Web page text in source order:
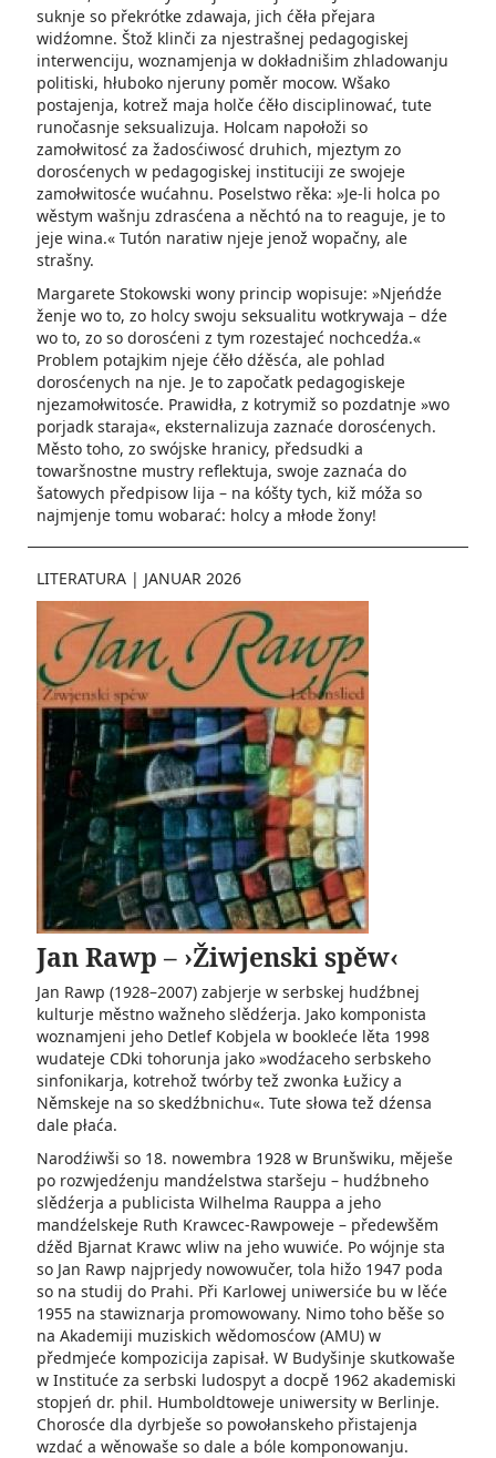
suknje so překrótke zdawaja, jich ćěła přejara
widźomne. Štož klinči za njestrašnej pedagogiskej
interwenciju, woznamjenja w dokładnišim zhladowanju
politiski, hłuboko njeruny poměr mocow. Wšako
postajenja, kotrež maja holče ćěło disciplinować, tute
runočasnje seksualizuja. Holcam napołoži so
zamołwitosć za žadosćiwosć druhich, mjeztym zo
dorosćenych w pedagogiskej instituciji ze swojeje
zamołwitosće wućahnu. Poselstwo rěka: »Je-li holca po
wěstym wašnju zdrasćena a něchtó na to reaguje, je to
jeje wina.« Tutón naratiw njeje jenož wopačny, ale
strašny.
Margarete Stokowski wony princip wopisuje: »Njeńdźe
ženje wo to, zo holcy swoju seksualitu wotkrywaja – dźe
wo to, zo so dorosćeni z tym rozestajeć nochcedźa.«
Problem potajkim njeje ćěło dźěsća, ale pohlad
dorosćenych na nje. Je to započatk pedagogiskeje
njezamołwitosće. Prawidła, z kotrymiž so pozdatnje »wo
porjadk staraja«, eksternalizuja za­znaće dorosćenych.
Město toho, zo swójske hranicy, předsudki a
towaršnostne mustry reflektuja, swoje zaznaća do
šatowych předpisow lija – na kóšty tych, kiž móža so
najmjenje tomu wobarać­: holcy a młod­e žony!
LITERATURA | JANUAR 2026
Jan Rawp – ›Žiwjenski spěw‹
Jan Rawp (1928–2007) zabjerje w serbskej hudźbnej
kulturje městno wažneho slědźerja. Jako komponista
woznamjeni jeho Detlef Kobjela w bookleće lěta 1998
wudateje CDki tohorunja jako »wodźaceho serbskeho
sinfonikarja, kotrehož twórby tež zwonka Łužicy a
Němskeje na so skedźbnichu«. Tute słowa tež dźensa
dale płaća.
Narodźiwši so 18. nowembra 1928 w Brunšwiku, měješe
po rozwjedźenju mandźelstwa staršeju – hudźbneho
slědźerja a publicista Wilhelma Rauppa a jeho
mandźelskeje Ruth Krawcec-Rawpoweje – předewšěm
dźěd Bjarnat Krawc wliw na jeho wuwiće. Po wójnje sta
so Jan Rawp najprjedy nowowučer, tola hižo 1947 poda
so na studij do Prahi. Při Karlowej uniwersiće bu w lěće
1955 na stawiznarja promowowany. Nimo­ toho běše so
na Akademiji muziskich wědomosćow (AMU) w
předmjeće kompozicija zapisał. W Budyšinje skutkowaše
w Instituće za serbski ludospyt a docpě 1962 akademiski
stopjeń dr. phil. Humboldtoweje uniwersity w Berlinje.
Chorosće dla dyrbješe so powołanskeho přistajenja
wzdać a wěnowaše so dale a bóle komponowanju.